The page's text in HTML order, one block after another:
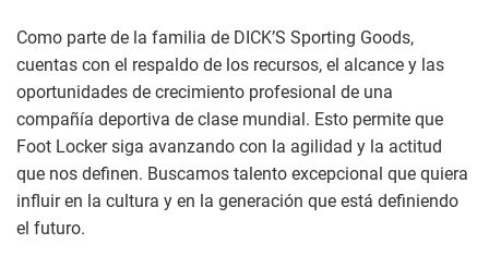
Como parte de la familia de DICK’S Sporting Goods,
cuentas con el respaldo de los recursos, el alcance y las
oportunidades de crecimiento profesional de una
compañía deportiva de clase mundial. Esto permite que
Foot Locker siga avanzando con la agilidad y la actitud
que nos definen. Buscamos talento excepcional que quiera
influir en la cultura y en la generación que está definiendo
el futuro.